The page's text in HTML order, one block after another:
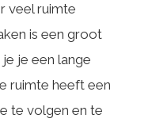
veel ruimte
is een groot
je een lange
ruimte heeft een
te volgen en te